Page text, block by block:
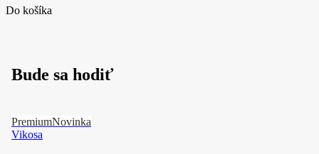
Do košíka
Bude sa hodiť
PremiumNovinka
Vikosa